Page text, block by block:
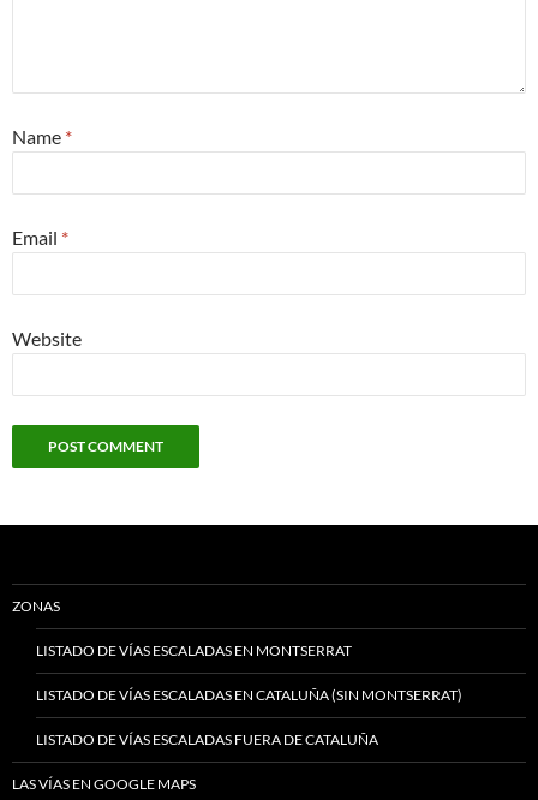
Name *
Email *
Website
ZONAS
LISTADO DE VÍAS ESCALADAS EN MONTSERRAT
LISTADO DE VÍAS ESCALADAS EN CATALUÑA (SIN MONTSERRAT)
LISTADO DE VÍAS ESCALADAS FUERA DE CATALUÑA
LAS VÍAS EN GOOGLE MAPS